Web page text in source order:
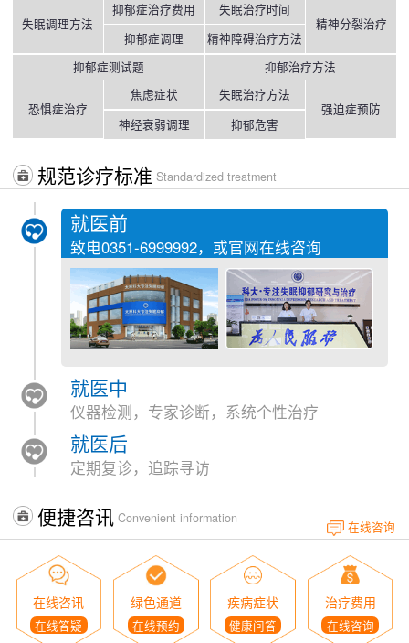
失眠调理方法
抑郁症治疗费用
抑郁症调理
失眠治疗时间
精神障碍治疗方法
精神分裂治疗
抑郁症测试题 抑郁治疗方法
恐惧症治疗
焦虑症状
神经衰弱调理
失眠治疗方法
抑郁危害
强迫症预防
规范诊疗标准 Standardized treatment
就医前
致电0351-6999992，或官网在线咨询
就医中
仪器检测，专家诊断，系统个性治疗
就医后
定期复诊，追踪寻访
便捷咨讯 Convenient information
在线咨询
在线咨讯
在线答疑
绿色通道
在线预约
疾病症状
健康问答
治疗费用
在线咨询